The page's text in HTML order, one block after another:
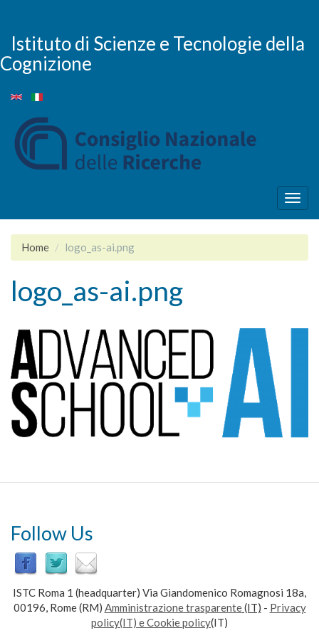
main
content
Istituto di Scienze e Tecnologie della
Cognizione
Home logo_as-ai.png
logo_as-ai.png
Follow Us
ISTC Roma 1 (headquarter) Via Giandomenico Romagnosi 18a,
00196, Rome (RM) Amministrazione trasparente(IT) - Privacy
policy(IT) e Cookie policy(IT)